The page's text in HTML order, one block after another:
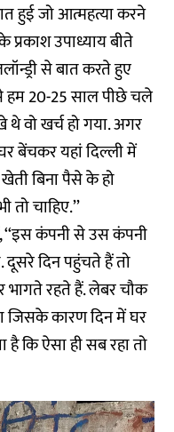
हुई जो आत्महत्या करने
उपाध्याय बीते
से बात करते हुए
हम 20-25 साल पीछे चले
थे वो खर्च हो गया. अगर
बेंचकर यहां दिल्ली में
बिना पैसे के हो
चाहिए.’’
कंपनी से उस कंपनी
दूसरे दिन पहुंचते हैं तो
भागते रहते हैं. लेबर चौक
जिसके कारण दिन में घर
कि ऐसा ही सब रहा तो